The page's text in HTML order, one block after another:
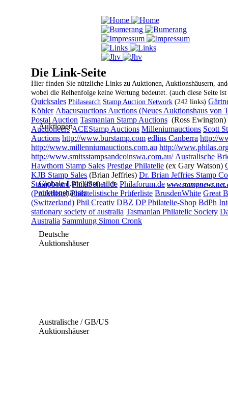
Auktionen
Globale Liste (fast) aller
auktionshäuser
Die Link-Seite
Hier finden Sie nützliche Links zu Auktionen, Auktionshäusern,
wobei die Reihenfolge keine Wertung bedeutet. (auch diese Seite
Quicksales Philasearch Stamp Auction Network (242 links)
Köhler Abacusauctions Auctions (Neues Auktionshaus von
Postal Auction Tasmanian Stamp Auctions (Ross Ewington)
Auctioneers ACEStamp Auctions Milleniumauctions Scott
Auctions http://www.burstamp.com edlins Canberra http://
http://www.millenniumauctions.com.au http://
http://www.smitsstampsandcoinswa.com.au/ Australische
Hawthorn Stamp Sales Prestige Philatelie (ex Gary Watson)
KJB Stamp Sales (Brian Jeffries) Dr. Brian Jeffries Stamp
Stampboard PhilaSeiten.de Philaforum.de
(Prüferliste) Philatelistische Prüferliste BrusdenWhite Great
(Switzerland) Phil Creativ DBZ DP Philatelie-Shop BdPh
stationary society of australia Tasmanian Philatelic Society
Australia Sammlung Simon Cronk
Deutsche
Auktionshäuser
Australische / GB/US
Auktionshäuser